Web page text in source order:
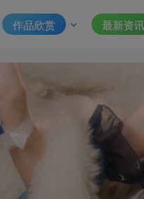
作品欣赏 最新资讯